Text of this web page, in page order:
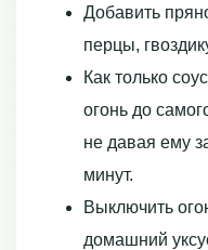
Добавить
перцы,
Как только
огонь до
не давая ему
минут.
Выключить
домашний